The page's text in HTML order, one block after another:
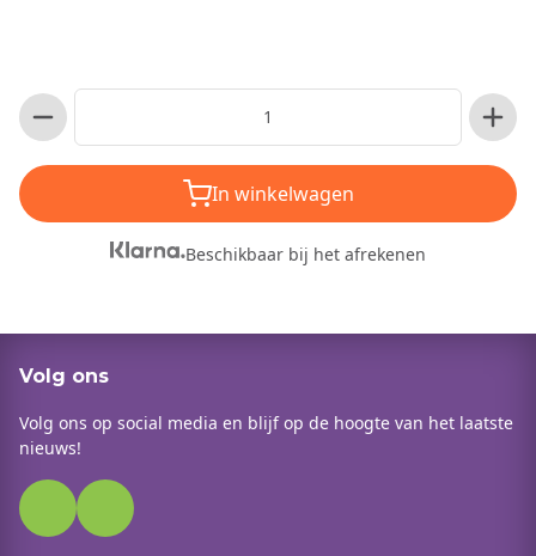
In winkelwagen
Beschikbaar bij het afrekenen
Volg ons
Volg ons op social media en blijf op de hoogte van het laatste
nieuws!